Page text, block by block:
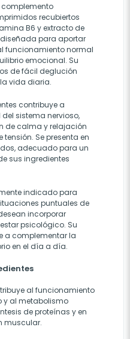
complemento
recubiertos
B6 y extracto de
para aportar
funcionamiento normal
emocional. Su
de fácil deglución
vida diaria.
contribuye a
sistema nervioso,
de calma y relajación
Se presenta en
adecuado para un
sus ingredientes
indicado para
puntuales de
incorporar
psicológico. Su
a complementar la
en el día a día.
al funcionamiento
y al metabolismo
de proteínas y en
muscular.